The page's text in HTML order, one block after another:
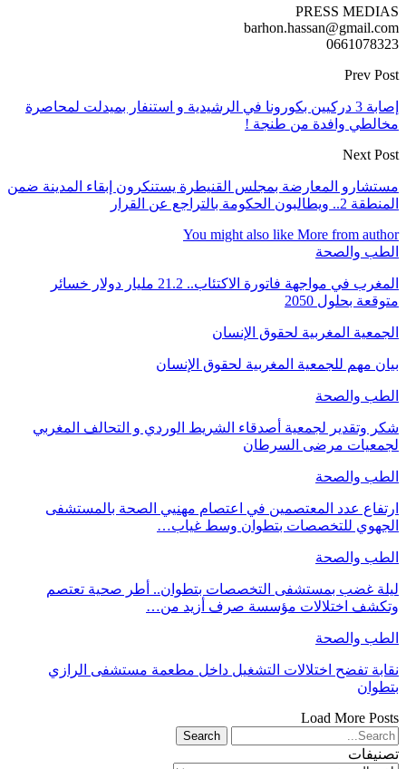
PRESS MEDIAS
barhon.hassan@gmail.com
0661078323
Prev Post
إصابة 3 دركيين بكورونا في الرشيدية و استنفار بميدلت لمحاصرة
مخالطي وافدة من طنجة !
Next Post
مستشارو المعارضة بمجلس القنيطرة يستنكرون إبقاء المدينة ضمن
المنطقة 2.. ويطالبون الحكومة بالتراجع عن القرار
You might also like More from author
الطب والصحة
المغرب في مواجهة فاتورة الاكتئاب.. 21.2 مليار دولار خسائر
متوقعة بحلول 2050
الجمعية المغربية لحقوق الإنسان
بيان مهم للجمعية المغربية لحقوق الإنسان
الطب والصحة
شكر وتقدير لجمعية أصدقاء الشريط الوردي و التحالف المغربي
لجمعيات مرضى السرطان
الطب والصحة
ارتفاع عدد المعتصمين في اعتصام مهنيي الصحة بالمستشفى
الجهوي للتخصصات بتطوان وسط غياب…
الطب والصحة
ليلة غضب بمستشفى التخصصات بتطوان.. أطر صحية تعتصم
وتكشف اختلالات مؤسسة صرف أزيد من…
الطب والصحة
نقابة تفضح اختلالات التشغيل داخل مطعمة مستشفى الرازي
بتطوان
Load More Posts
تصنيفات